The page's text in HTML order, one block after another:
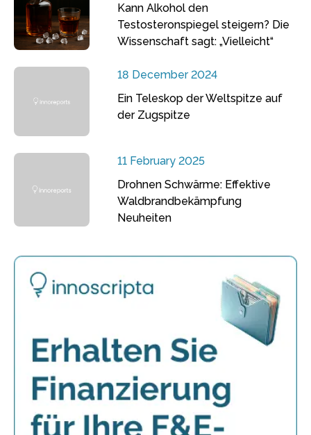
Kann Alkohol den
Testosteronspiegel steigern? Die
Wissenschaft sagt: „Vielleicht“
18 December 2024
Ein Teleskop der Weltspitze auf
der Zugspitze
11 February 2025
Drohnen Schwärme: Effektive
Waldbrandbekämpfung
Neuheiten